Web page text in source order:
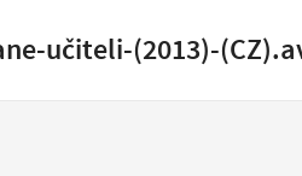
učiteli-(2013)-